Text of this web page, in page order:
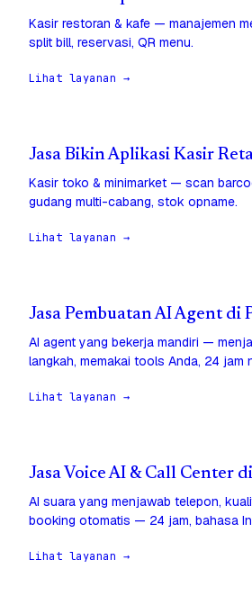
Kasir restoran & kafe — manajemen
split bill, reservasi, QR menu.
Lihat layanan →
Jasa Bikin Aplikasi Kasir
Kasir toko & minimarket — scan
gudang multi-cabang, stok opname.
Lihat layanan →
Jasa Pembuatan AI Agent di
AI agent yang bekerja mandiri —
langkah, memakai tools Anda, 24 jam
Lihat layanan →
Jasa Voice AI & Call Center
AI suara yang menjawab telepon,
booking otomatis — 24 jam, bahasa
Lihat layanan →